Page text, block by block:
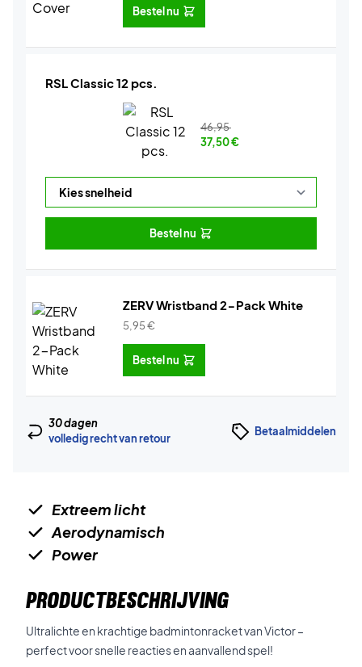
Bestel nu
RSL Classic 12 pcs.
46,95
37,50€
Bestel nu
ZERV Wristband 2-Pack White
5,95€
Bestel nu
30 dagen
volledig recht van retour
Betaalmiddelen
Extreem licht
Aerodynamisch
Power
PRODUCTBESCHRIJVING
Ultralichte en krachtige badmintonracket van Victor –
perfect voor snelle reacties en aanvallend spel!